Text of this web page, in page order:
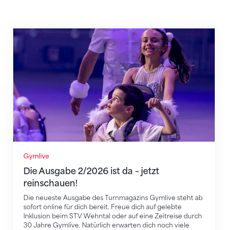
Gymlive
Die Ausgabe 2/2026 ist da – jetzt
reinschauen!
Die neueste Ausgabe des Turnmagazins Gymlive steht ab
sofort online für dich bereit. Freue dich auf gelebte
Inklusion beim STV Wehntal oder auf eine Zeitreise durch
30 Jahre Gymlive. Natürlich erwarten dich noch viele
Die Ausgabe 2/2026 ist da – jetzt reinschauen!